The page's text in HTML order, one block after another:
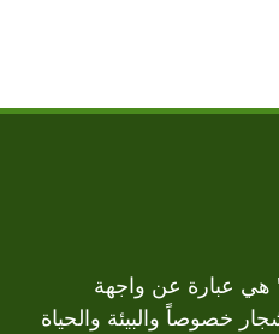
عبارة عن واجهة
خصوصاً والبيئة والحياة